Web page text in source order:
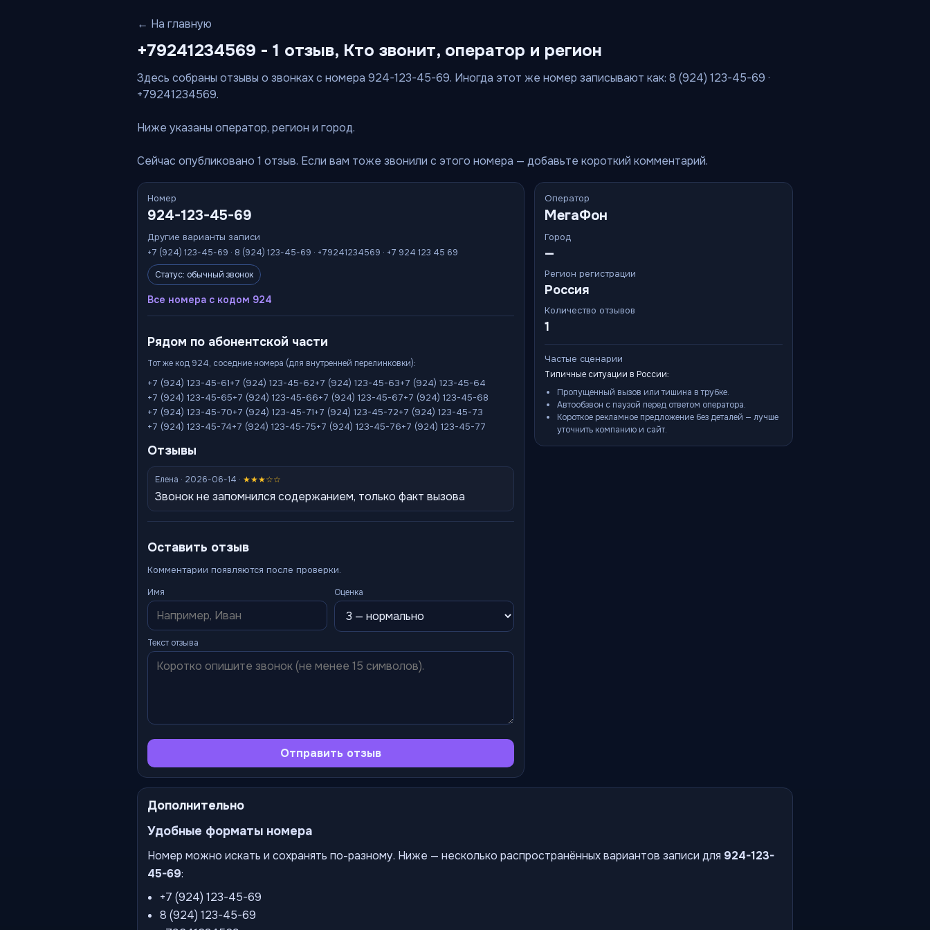
← На главную
+79241234569 - 1 отзыв, Кто звонит, оператор и регион
Здесь собраны отзывы о звонках с номера 924-123-45-69. Иногда этот же номер записывают как: 8 (924) 123-45-69 ·
+79241234569.
Ниже указаны оператор, регион и город.
Сейчас опубликовано 1 отзыв. Если вам тоже звонили с этого номера — добавьте короткий комментарий.
Номер
924-123-45-69
Другие варианты записи
+7 (924) 123-45-69 · 8 (924) 123-45-69 · +79241234569 · +7 924 123 45 69
Статус: обычный звонок
Все номера с кодом 924
Рядом по абонентской части
Тот же код 924, соседние номера (для внутренней перелинковки):
+7 (924) 123-45-61+7 (924) 123-45-62+7 (924) 123-45-63+7 (924) 123-45-64
+7 (924) 123-45-65+7 (924) 123-45-66+7 (924) 123-45-67+7 (924) 123-45-68
+7 (924) 123-45-70+7 (924) 123-45-71+7 (924) 123-45-72+7 (924) 123-45-73
+7 (924) 123-45-74+7 (924) 123-45-75+7 (924) 123-45-76+7 (924) 123-45-77
Отзывы
Елена · 2026-06-14 · ★★★☆☆
Звонок не запомнился содержанием, только факт вызова
Оставить отзыв
Комментарии появляются после проверки.
Имя Оценка
Текст отзыва
Отправить отзыв
Оператор
МегаФон
Город
—
Регион регистрации
Россия
Количество отзывов
1
Частые сценарии
Типичные ситуации в России:
Пропущенный вызов или тишина в трубке.
Автообзвон с паузой перед ответом оператора.
Короткое рекламное предложение без деталей — лучше
уточнить компанию и сайт.
Дополнительно
Удобные форматы номера
Номер можно искать и сохранять по-разному. Ниже — несколько распространённых вариантов записи для 924-123-
45-69:
+7 (924) 123-45-69
8 (924) 123-45-69